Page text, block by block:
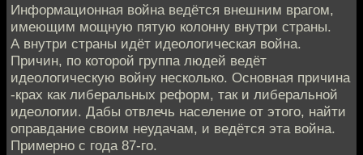
Информационная война ведётся внешним врагом,
имеющим мощную пятую колонну внутри страны.
А внутри страны идёт идеологическая война.
Причин, по которой группа людей ведёт
идеологическую войну несколько. Основная причина
-крах как либеральных реформ, так и либеральной
идеологии. Дабы отвлечь население от этого, найти
оправдание своим неудачам, и ведётся эта война.
Примерно с года 87-го.